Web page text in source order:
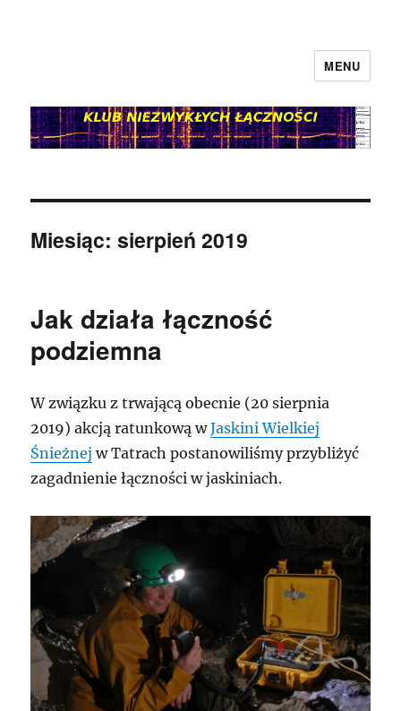
MENU
Miesiąc:sierpień 2019
Jak działa łączność
podziemna
W związku z trwającą obecnie (20 sierpnia
2019) akcją ratunkową wJaskini Wielkiej
Śnieżnej w Tatrach postanowiliśmy przybliżyć
zagadnienie łączności w jaskiniach.